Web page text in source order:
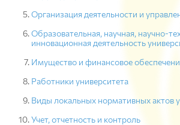
Организация деятельности и
Образовательная, научная, научно-
инновационная деятельность
Имущество и финансовое
Работники университета
Виды локальных нормативных актов
Учет, отчетность и контроль